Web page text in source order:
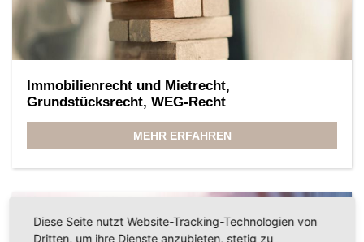
Immobilienrecht und Mietrecht,
Grundstücksrecht, WEG-Recht
MEHR ERFAHREN
Diese Seite nutzt Website-Tracking-Technologien von
Dritten, um ihre Dienste anzubieten, stetig zu